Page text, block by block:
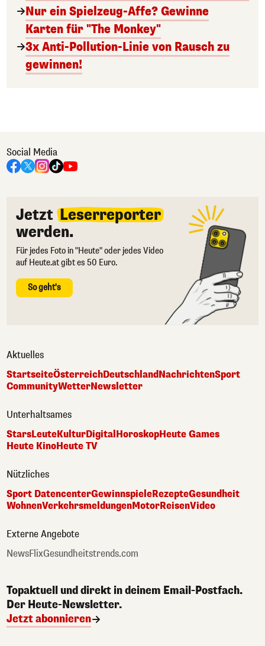
Nur ein Spielzeug-Affe? Gewinne
Karten für "The Monkey"
3x Anti-Pollution-Linie von Rausch zu
gewinnen!
Social Media
Jetzt Leserreporter
werden.
Für jedes Foto in "Heute" oder jedes Video
auf Heute.at gibt es 50 Euro.
So geht's
Aktuelles
StartseiteÖsterreichDeutschlandNachrichtenSport
CommunityWetterNewsletter
Unterhaltsames
StarsLeuteKulturDigital HoroskopHeute Games
Heute KinoHeute TV
Nützliches
Sport DatencenterGewinnspieleRezepteGesundheit
WohnenVerkehrsmeldungenMotorReisenVideo
Externe Angebote
NewsFlixGesundheitstrends.com
Topaktuell und direkt in deinem Email-Postfach.
Der Heute-Newsletter.
Jetzt abonnieren